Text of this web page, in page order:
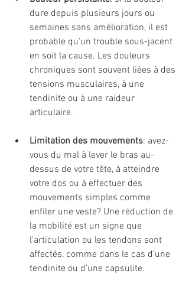
dure depuis plusieurs jours ou
semaines sans amélioration, il est
probable qu’un trouble sous-jacent
en soit la cause. Les douleurs
chroniques sont souvent liées à des
tensions musculaires, à une
tendinite ou à une raideur
articulaire.
Limitation des mouvements: avez-
vous du mal à lever le bras au-
dessus de votre tête, à atteindre
votre dos ou à effectuer des
mouvements simples comme
enfiler une veste? Une réduction de
la mobilité est un signe que
l’articulation ou les tendons sont
affectés, comme dans le cas d’une
tendinite ou d’une capsulite.